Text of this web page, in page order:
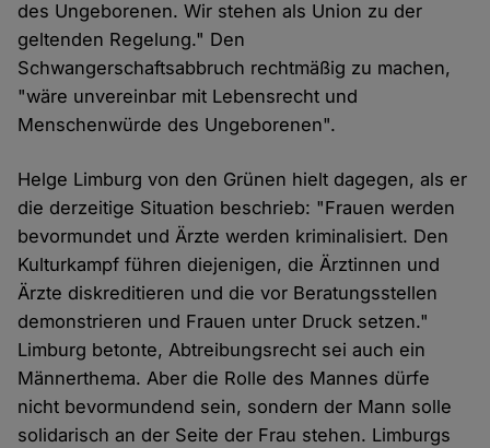
des Ungeborenen. Wir stehen als Union zu der
geltenden Regelung." Den
Schwangerschaftsabbruch rechtmäßig zu machen,
"wäre unvereinbar mit Lebensrecht und
Menschenwürde des Ungeborenen".
Helge Limburg von den Grünen hielt dagegen, als er
die derzeitige Situation beschrieb: "Frauen werden
bevormundet und Ärzte werden kriminalisiert. Den
Kulturkampf führen diejenigen, die Ärztinnen und
Ärzte diskreditieren und die vor Beratungsstellen
demonstrieren und Frauen unter Druck setzen."
Limburg betonte, Abtreibungsrecht sei auch ein
Männerthema. Aber die Rolle des Mannes dürfe
nicht bevormundend sein, sondern der Mann solle
solidarisch an der Seite der Frau stehen. Limburgs